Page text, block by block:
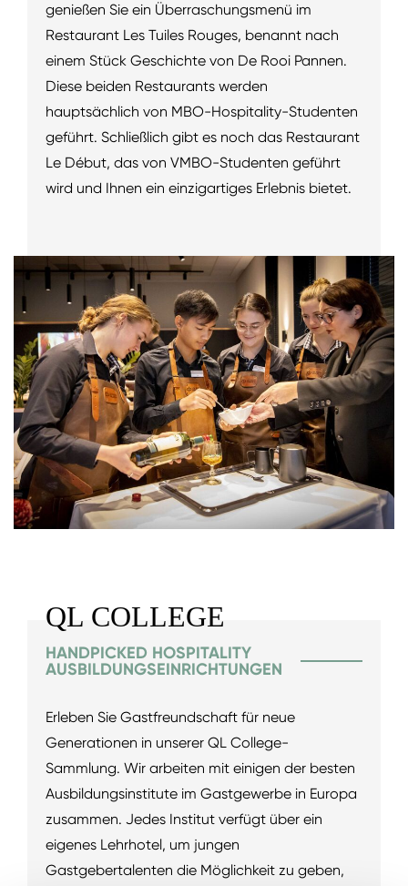
genießen Sie ein Überraschungsmenü im
Restaurant Les Tuiles Rouges, benannt nach
einem Stück Geschichte von De Rooi Pannen.
Diese beiden Restaurants werden
hauptsächlich von MBO-Hospitality-Studenten
geführt. Schließlich gibt es noch das Restaurant
Le Début, das von VMBO-Studenten geführt
wird und Ihnen ein einzigartiges Erlebnis bietet.
QL COLLEGE
HANDPICKED HOSPITALITY
AUSBILDUNGSEINRICHTUNGEN
Erleben Sie Gastfreundschaft für neue
Generationen in unserer QL College-
Sammlung. Wir arbeiten mit einigen der besten
Ausbildungsinstitute im Gastgewerbe in Europa
zusammen. Jedes Institut verfügt über ein
eigenes Lehrhotel, um jungen
Gastgebertalenten die Möglichkeit zu geben,